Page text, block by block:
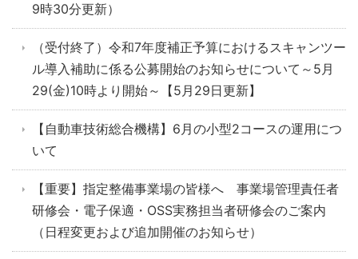
9時30分更新）
（受付終了）令和7年度補正予算におけるスキャンツー
ル導入補助に係る公募開始のお知らせについて～5月
29(金)10時より開始～【5月29日更新】
【自動車技術総合機構】6月の小型2コースの運用につ
いて
【重要】指定整備事業場の皆様へ 事業場管理責任者
研修会・電子保適・OSS実務担当者研修会のご案内
（日程変更および追加開催のお知らせ）